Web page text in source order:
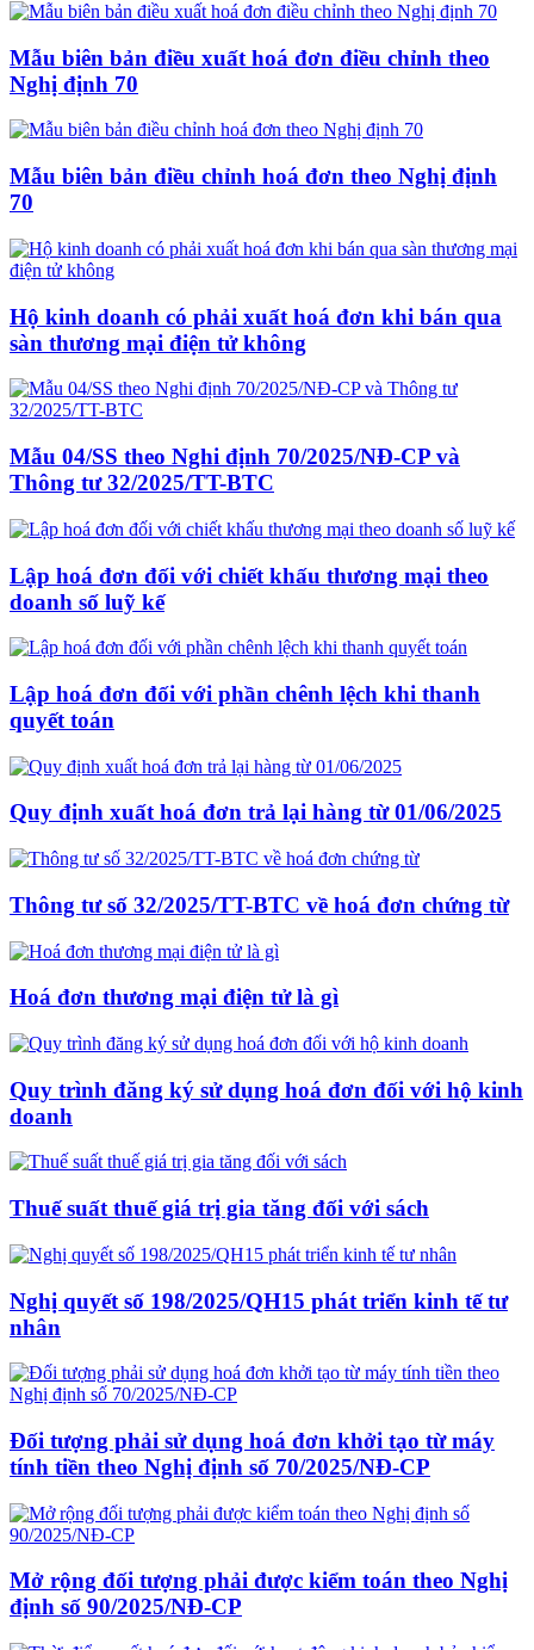
Mẫu biên bản điều xuất hoá đơn điều chỉnh theo
Nghị định 70
Mẫu biên bản điều chỉnh hoá đơn theo Nghị định
70
Hộ kinh doanh có phải xuất hoá đơn khi bán qua
sàn thương mại điện tử không
Mẫu 04/SS theo Nghi định 70/2025/NĐ-CP và
Thông tư 32/2025/TT-BTC
Lập hoá đơn đối với chiết khấu thương mại theo
doanh số luỹ kế
Lập hoá đơn đối với phần chênh lệch khi thanh
quyết toán
Quy định xuất hoá đơn trả lại hàng từ 01/06/2025
Thông tư số 32/2025/TT-BTC về hoá đơn chứng từ
Hoá đơn thương mại điện tử là gì
Quy trình đăng ký sử dụng hoá đơn đối với hộ kinh
doanh
Thuế suất thuế giá trị gia tăng đối với sách
Nghị quyết số 198/2025/QH15 phát triển kinh tế tư
nhân
Đối tượng phải sử dụng hoá đơn khởi tạo từ máy
tính tiền theo Nghị định số 70/2025/NĐ-CP
Mở rộng đối tượng phải được kiểm toán theo Nghị
định số 90/2025/NĐ-CP